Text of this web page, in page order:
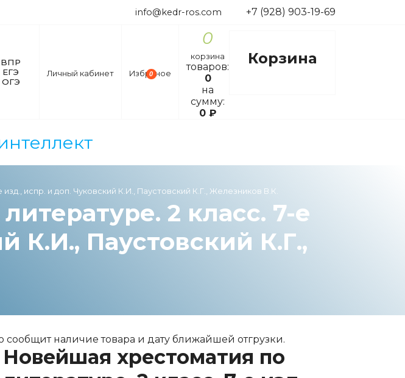
info@kedr-ros.com +7 (928) 903-19-69
ВПР
ЕГЭ
ОГЭ
Личный кабинет 0
Избраное
0
корзина
товаров:
0
на
сумму:
0 ₽
Корзина
испр. и доп. Чуковский К.И., Паустовский К.Г., Железников В.К.
2 класс. 7-е
К.И., Паустовский К.Г.,
наличие товара и дату ближайшей отгрузки.
Новейшая хрестоматия по